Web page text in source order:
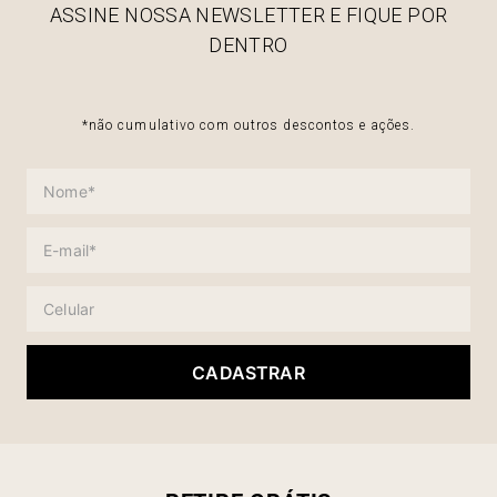
ASSINE NOSSA NEWSLETTER E FIQUE POR
DENTRO
*não cumulativo com outros descontos e ações.
CADASTRAR